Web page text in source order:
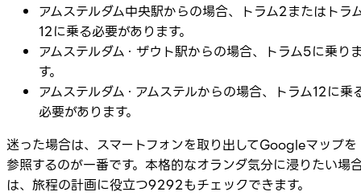
アムステルダム中央駅からの場合、トラム2またはトラ
12に乗る必要があります。
アムステルダム・ザウト駅からの場合、トラム5に乗り
す。
アムステルダム・アムステルからの場合、トラム12に乗
必要があります。
迷った場合は、スマートフォンを取り出してGoogleマップを
参照するのが一番です。本格的なオランダ気分に浸りたい場
は、旅程の計画に役立つ9292もチェックできます。